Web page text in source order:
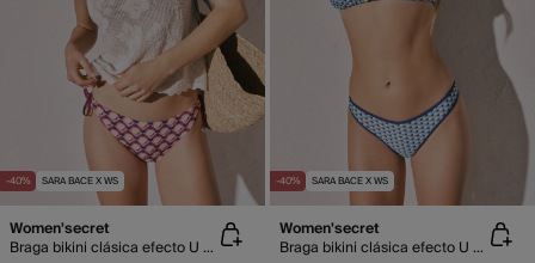
-40% SARA BACE X WS
Women'secret
Braga bikini clásica efecto U estampado
-40% SARA BACE X WS
Women'secret
Braga bikini clásica efecto U estampado azul